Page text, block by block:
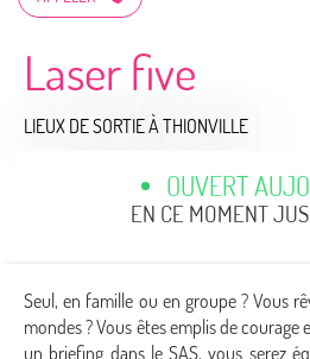
Laser five
LIEUX DE SORTIEÀ THIONVILLE
OUVERT
EN CE MOMENT
Seul, en famille ou en groupe ? Vous
mondes ? Vous êtes emplis de
un briefing dans le SAS, vous serez